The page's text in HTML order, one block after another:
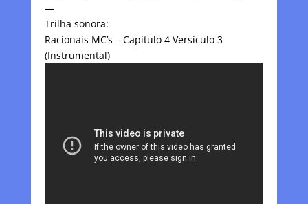
—
Trilha sonora:
Racionais MC’s – Capítulo 4 Versículo 3
(Instrumental)